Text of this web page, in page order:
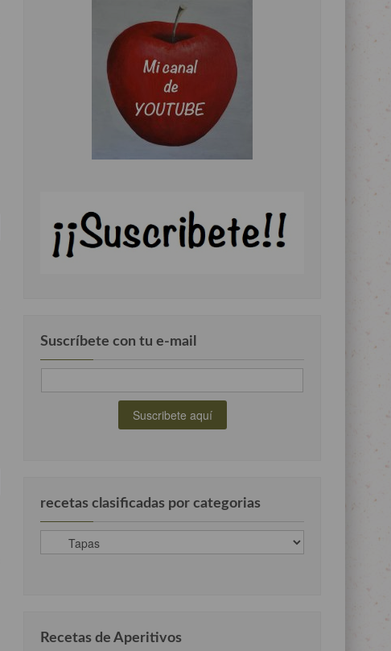
Suscríbete con tu e-mail
recetas clasificadas por categorias
recetas
clasificadas
Recetas de Aperitivos